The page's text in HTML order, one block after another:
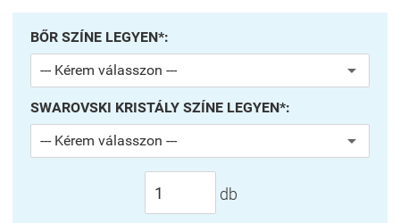
BŐR SZÍNE LEGYEN*:
SWAROVSKI KRISTÁLY SZÍNE LEGYEN*:
db